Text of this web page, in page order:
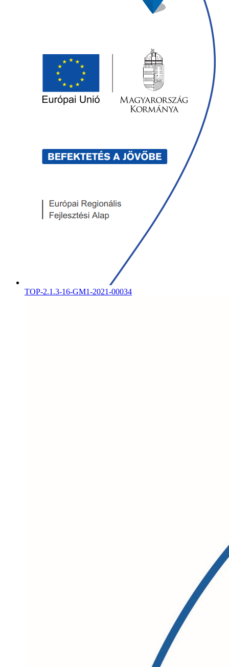
TOP-2.1.3-16-GM1-2021-00034